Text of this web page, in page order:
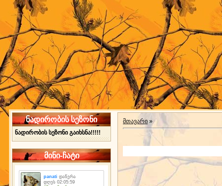
ნადირობის სეზონი
ნადირობის სეზონი გაიხსნა!!!!!
მინი-ჩატი
მთავარი »